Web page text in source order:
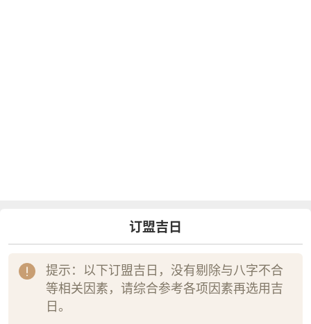
订盟吉日
提示：以下订盟吉日，没有剔除与八字不合
等相关因素，请综合参考各项因素再选用吉
日。